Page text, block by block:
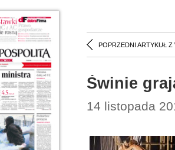
POPRZEDNI ARTYKUŁ Z
Świnie
14 listopada